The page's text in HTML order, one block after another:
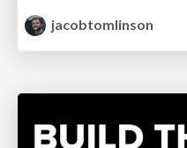
jacobtomlinson